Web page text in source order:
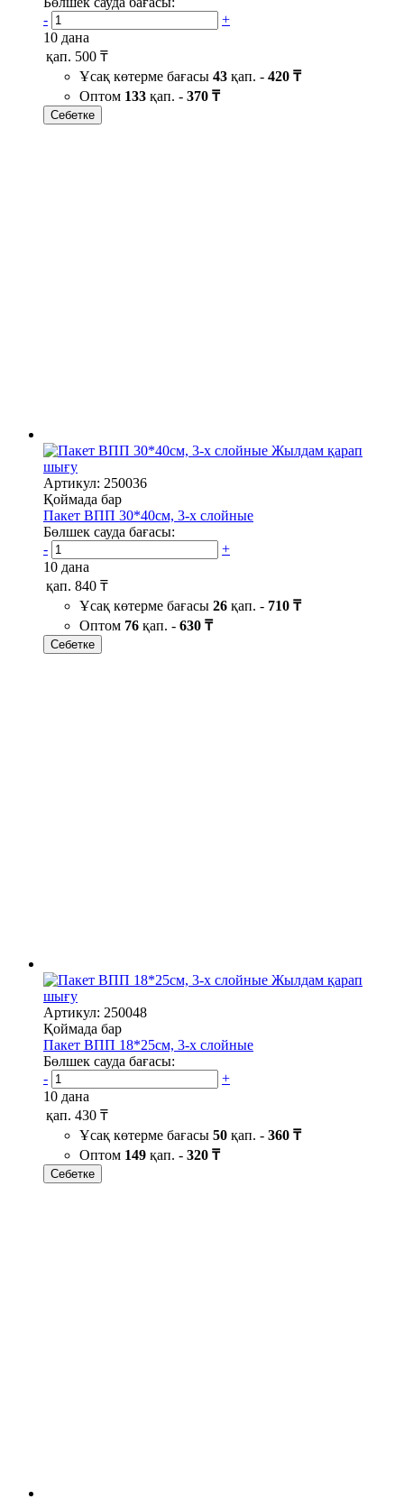
-
+
10 дана
қап. 500 ₸
Ұсақ көтерме бағасы 43 қап. - 420 ₸
Оптом 133 қап. - 370 ₸
Себетке
Жылдам қарап
шығу
Артикул: 250036
Қоймада бар
Пакет ВПП 30*40см, 3-х слойные
Бөлшек сауда бағасы:
-
+
10 дана
қап. 840 ₸
Ұсақ көтерме бағасы 26 қап. - 710 ₸
Оптом 76 қап. - 630 ₸
Себетке
Жылдам қарап
шығу
Артикул: 250048
Қоймада бар
Пакет ВПП 18*25см, 3-х слойные
Бөлшек сауда бағасы:
-
+
10 дана
қап. 430 ₸
Ұсақ көтерме бағасы 50 қап. - 360 ₸
Оптом 149 қап. - 320 ₸
Себетке